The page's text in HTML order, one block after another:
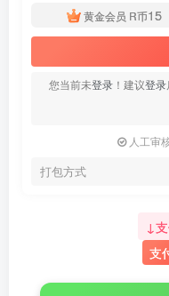
黄金会员 R币15
您当前未登录 ！建议登录
人工审
打包方式
↓
支